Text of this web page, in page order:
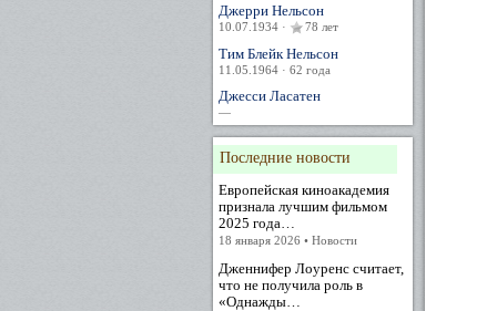
Джерри Нельсон
10.07.1934 · 78 лет
Тим Блейк Нельсон
11.05.1964 · 62 года
Джесси Ласатен
—
Последние новости
Европейская киноакадемия
признала лучшим фильмом
2025 года…
18 января 2026 • Новости
Дженнифер Лоуренс считает,
что не получила роль в
«Однажды…